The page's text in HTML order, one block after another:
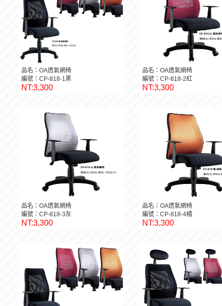
品名：OA透氣網椅
編號：CP-818-1黑
NT:3,300
品名：OA透氣網椅
編號：CP-818-2紅
NT:3,300
品名：OA透氣網椅
編號：CP-818-3灰
NT:3,300
品名：OA透氣網椅
編號：CP-818-4橘
NT:3,300